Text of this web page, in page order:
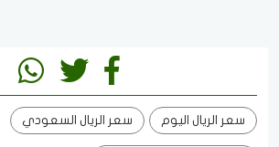
سعر الريال اليوم سعر الريال السعودي